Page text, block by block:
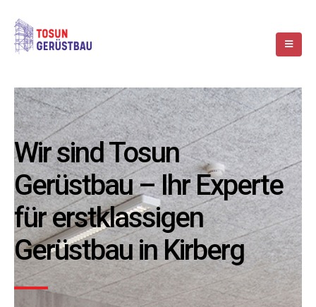
Wir sind Tosun
Gerüstbau – Ihr Experte
für erstklassigen
Gerüstbau in Kirberg